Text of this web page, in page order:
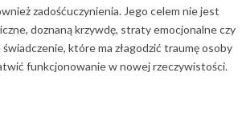
zadośćuczynienia. Jego celem nie jest
doznaną krzywdę, straty emocjonalne czy
które ma złagodzić traumę osoby
funkcjonowanie w nowej rzeczywistości.